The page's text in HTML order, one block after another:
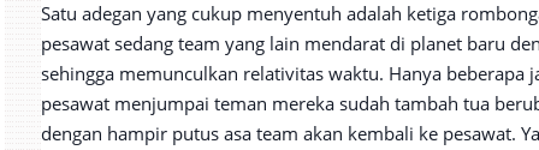
Satu adegan yang cukup menyentuh adalah ketiga
pesawat sedang team yang lain mendarat di planet baru
sehingga memunculkan relativitas waktu. Hanya beberapa
pesawat menjumpai teman mereka sudah tambah tua
dengan hampir putus asa team akan kembali ke pesawat.